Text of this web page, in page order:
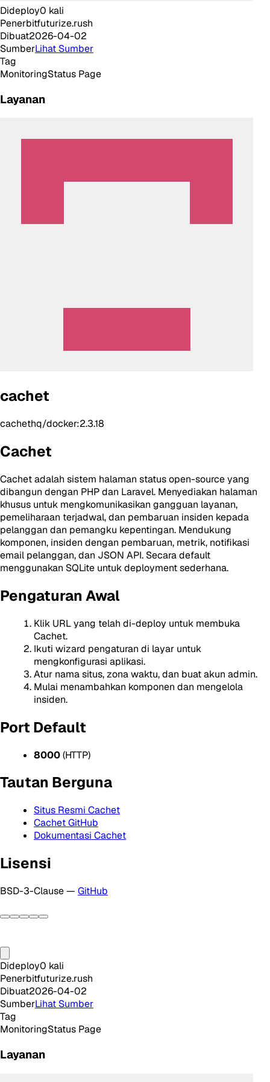
Dideploy0 kali
Penerbitfuturize.rush
Dibuat2026-04-02
SumberLihat Sumber
Tag
MonitoringStatus Page
Layanan
cachet
cachethq/docker:2.3.18
Cachet
Cachet adalah sistem halaman status open-source yang
dibangun dengan PHP dan Laravel. Menyediakan halaman
khusus untuk mengkomunikasikan gangguan layanan,
pemeliharaan terjadwal, dan pembaruan insiden kepada
pelanggan dan pemangku kepentingan. Mendukung
komponen, insiden dengan pembaruan, metrik, notifikasi
email pelanggan, dan JSON API. Secara default
menggunakan SQLite untuk deployment sederhana.
Pengaturan Awal
Klik URL yang telah di-deploy untuk membuka
Cachet.
Ikuti wizard pengaturan di layar untuk
mengkonfigurasi aplikasi.
Atur nama situs, zona waktu, dan buat akun admin.
Mulai menambahkan komponen dan mengelola
insiden.
Port Default
8000(HTTP)
Tautan Berguna
Situs Resmi Cachet
Cachet GitHub
Dokumentasi Cachet
Lisensi
BSD-3-Clause — GitHub
Dideploy0 kali
Penerbitfuturize.rush
Dibuat2026-04-02
SumberLihat Sumber
Tag
MonitoringStatus Page
Layanan